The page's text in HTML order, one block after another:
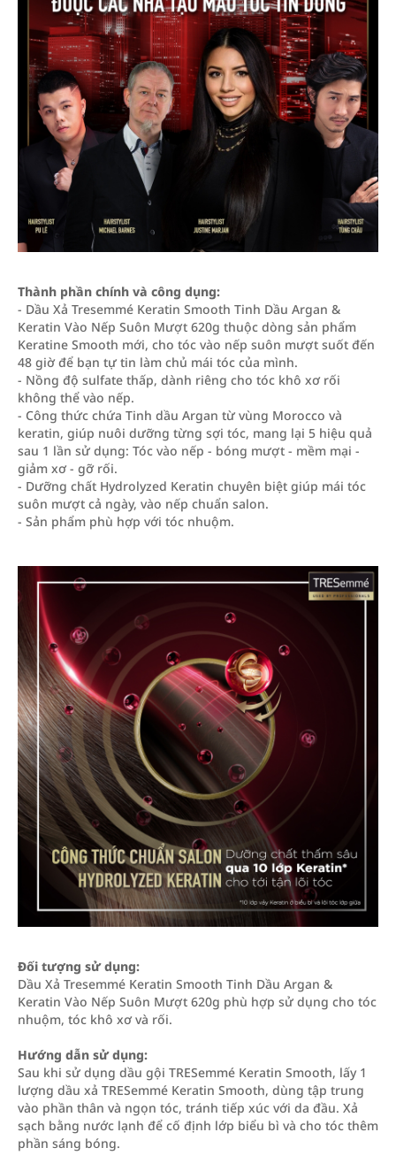
Thành phần chính và công dụng:
- Dầu Xả Tresemmé Keratin Smooth Tinh Dầu Argan &
Keratin Vào Nếp Suôn Mượt 620g thuộc dòng sản phẩm
Keratine Smooth mới, cho tóc vào nếp suôn mượt suốt đến
48 giờ để bạn tự tin làm chủ mái tóc của mình.
- Nồng độ sulfate thấp, dành riêng cho tóc khô xơ rối
không thể vào nếp.
- Công thức chứa Tinh dầu Argan từ vùng Morocco và
keratin, giúp nuôi dưỡng từng sợi tóc, mang lại 5 hiệu quả
sau 1 lần sử dụng: Tóc vào nếp - bóng mượt - mềm mại -
giảm xơ - gỡ rối.
- Dưỡng chất Hydrolyzed Keratin chuyên biệt giúp mái tóc
suôn mượt cả ngày, vào nếp chuẩn salon.
- Sản phẩm phù hợp với tóc nhuộm.
Đối tượng sử dụng:
Dầu Xả Tresemmé Keratin Smooth Tinh Dầu Argan &
Keratin Vào Nếp Suôn Mượt 620g phù hợp sử dụng cho tóc
nhuộm, tóc khô xơ và rối.
Hướng dẫn sử dụng:
Sau khi sử dụng dầu gội TRESemmé Keratin Smooth, lấy 1
lượng dầu xả TRESemmé Keratin Smooth, dùng tập trung
vào phần thân và ngọn tóc, tránh tiếp xúc với da đầu. Xả
sạch bằng nước lạnh để cố định lớp biểu bì và cho tóc thêm
phần sáng bóng.